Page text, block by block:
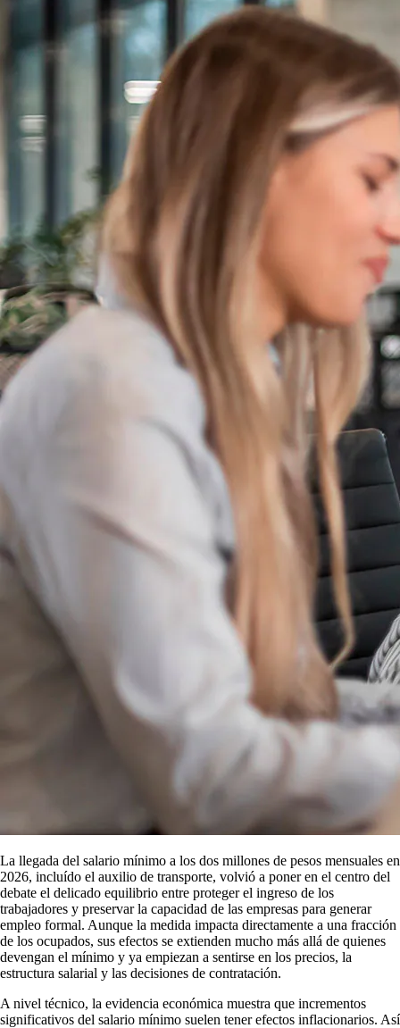
La llegada del salario mínimo a los dos millones de pesos mensuales en
2026, incluído el auxilio de transporte, volvió a poner en el centro del
debate el delicado equilibrio entre proteger el ingreso de los
trabajadores y preservar la capacidad de las empresas para generar
empleo formal. Aunque la medida impacta directamente a una fracción
de los ocupados, sus efectos se extienden mucho más allá de quienes
devengan el mínimo y ya empiezan a sentirse en los precios, la
estructura salarial y las decisiones de contratación.
A nivel técnico, la evidencia económica muestra que incrementos
significativos del salario mínimo suelen tener efectos inflacionarios. Así